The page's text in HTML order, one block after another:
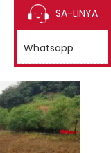
SA-LINYA
Whatsapp